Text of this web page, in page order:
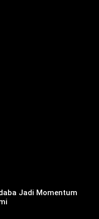
Jadi Momentum